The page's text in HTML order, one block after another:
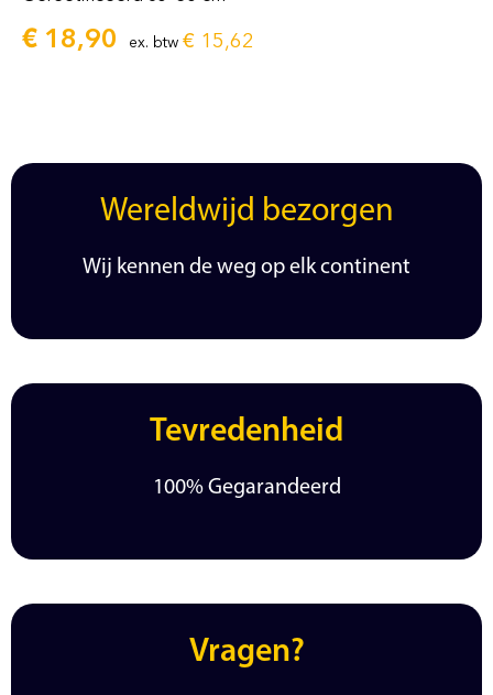
€ 18,90 ex. btw € 15,62
Wereldwijd bezorgen
Wij kennen de weg op elk continent
Tevredenheid
100% Gegarandeerd
Vragen?